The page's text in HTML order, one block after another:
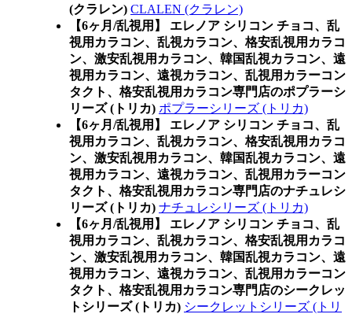
(クラレン) CLALEN (クラレン)
【6ヶ月/乱視用】 エレノア シリコン チョコ、乱
視用カラコン、乱視カラコン、格安乱視用カラコ
ン、激安乱視用カラコン、韓国乱視カラコン、遠
視用カラコン、遠視カラコン、乱視用カラーコン
タクト、格安乱視用カラコン専門店のポプラーシ
リーズ (トリカ) ポプラーシリーズ (トリカ)
【6ヶ月/乱視用】 エレノア シリコン チョコ、乱
視用カラコン、乱視カラコン、格安乱視用カラコ
ン、激安乱視用カラコン、韓国乱視カラコン、遠
視用カラコン、遠視カラコン、乱視用カラーコン
タクト、格安乱視用カラコン専門店のナチュレシ
リーズ (トリカ) ナチュレシリーズ (トリカ)
【6ヶ月/乱視用】 エレノア シリコン チョコ、乱
視用カラコン、乱視カラコン、格安乱視用カラコ
ン、激安乱視用カラコン、韓国乱視カラコン、遠
視用カラコン、遠視カラコン、乱視用カラーコン
タクト、格安乱視用カラコン専門店のシークレッ
トシリーズ (トリカ) シークレットシリーズ (トリ